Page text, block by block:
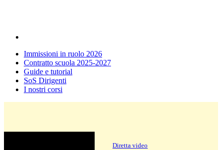
Immissioni in ruolo 2026
Contratto scuola 2025-2027
Guide e tutorial
SoS Dirigenti
I nostri corsi
Diretta video